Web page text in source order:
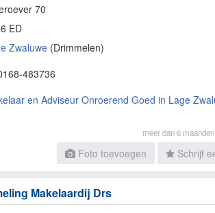
70
ED
Zwaluwe(Drimmelen)
483736
en Adviseur Onroerend Goed in Lage
meer dan 6
Foto toevoegen Schrijf
Makelaardij Drs